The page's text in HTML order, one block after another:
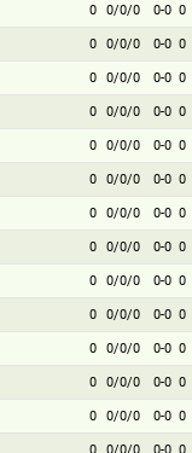
0 0/0/0 0-0 0
0 0/0/0 0-0 0
0 0/0/0 0-0 0
0 0/0/0 0-0 0
0 0/0/0 0-0 0
0 0/0/0 0-0 0
0 0/0/0 0-0 0
0 0/0/0 0-0 0
0 0/0/0 0-0 0
0 0/0/0 0-0 0
0 0/0/0 0-0 0
0 0/0/0 0-0 0
0 0/0/0 0-0 0
0 0/0/0 0-0 0